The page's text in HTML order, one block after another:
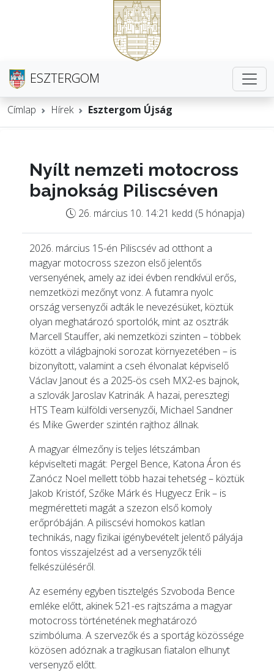
ESZTERGOM
Címlap Hírek Esztergom Újság
Nyílt nemzeti motocross
bajnokság Piliscséven
26. március 10. 14:21 kedd (5 hónapja)
2026. március 15-én Piliscsév ad otthont a
magyar motocross szezon első jelentős
versenyének, amely az idei évben rendkívül erős,
nemzetközi mezőnyt vonz. A futamra nyolc
ország versenyzői adták le nevezésüket, köztük
olyan meghatározó sportolók, mint az osztrák
Marcell Stauffer, aki nemzetközi szinten – többek
között a világbajnoki sorozat környezetében – is
bizonyított, valamint a cseh élvonalat képviselő
Václav Janout és a 2025-ös cseh MX2-es bajnok,
a szlovák Jaroslav Katrinák. A hazai, peresztegi
HTS Team külföldi versenyzői, Michael Sandner
és Mike Gwerder szintén rajthoz állnak.
A magyar élmezőny is teljes létszámban
képviselteti magát: Pergel Bence, Katona Áron és
Zanócz Noel mellett több hazai tehetség – köztük
Jakob Kristóf, Szőke Márk és Hugyecz Erik – is
megméretteti magát a szezon első komoly
erőpróbáján. A piliscsévi homokos katlan
technikás, nagy fizikai igénybevételt jelentő pályája
fontos visszajelzést ad a versenyzők téli
felkészüléséről.
Az esemény egyben tisztelgés Szvoboda Bence
emléke előtt, akinek 521-es rajtszáma a magyar
motocross történetének meghatározó
szimbóluma. A szervezők és a sportág közössége
közösen adóznak a tragikusan fiatalon elhunyt
versenyző előtt.